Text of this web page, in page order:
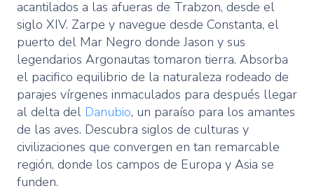
acantilados a las afueras de Trabzon, desde el
siglo XIV. Zarpe y navegue desde Constanta, el
puerto del Mar Negro donde Jason y sus
legendarios Argonautas tomaron tierra. Absorba
el pacifico equilibrio de la naturaleza rodeado de
parajes vírgenes inmaculados para después llegar
al delta del Danubio, un paraíso para los amantes
de las aves. Descubra siglos de culturas y
civilizaciones que convergen en tan remarcable
región, donde los campos de Europa y Asia se
funden.